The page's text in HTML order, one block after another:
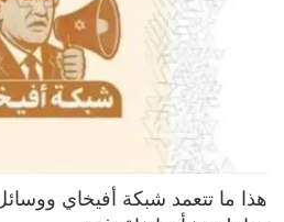
هذا ما تتعمد شبكة أفيخاي